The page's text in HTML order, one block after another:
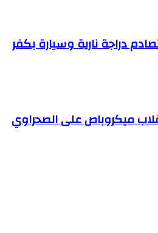
دراجة نارية وسيارة بكفر
ميكروباص على الصحراوي